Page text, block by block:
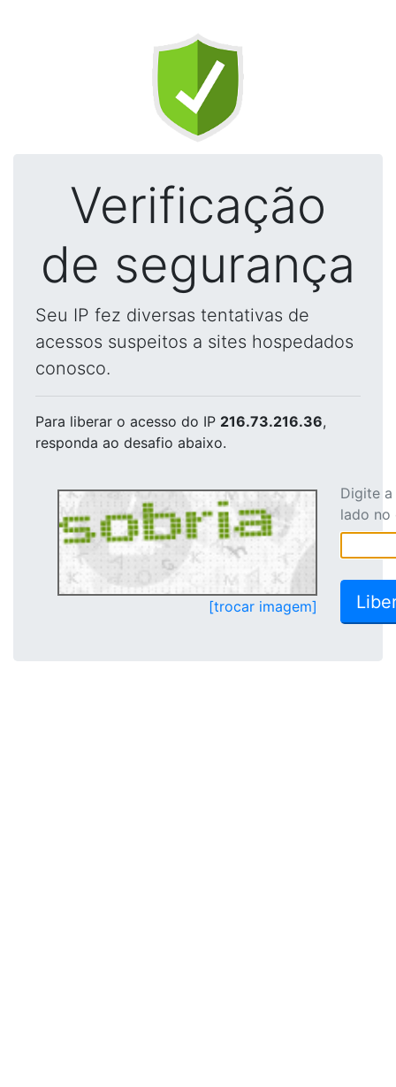
Verificação
de segurança
Seu IP fez diversas tentativas de
acessos suspeitos a sites hospedados
conosco.
Para liberar o acesso do IP 216.73.216.36,
responda ao desafio abaixo.
[trocar imagem]
Digite
lado no